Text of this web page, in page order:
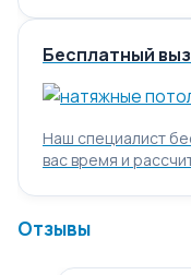
Бесплатный
Наш специалист
вас время и
Отзывы